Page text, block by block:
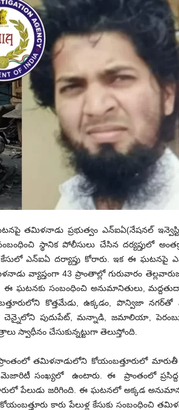
తమిళనాడు ప్రభుత్వం ఎన్ఐఏ(నేషనల్
స్థానిక పోలీసులు చేసిన దర్యప్తులో
ఎన్ఐఏ దర్యాప్తు కోరారు. ఇక ఈ ఘటనపై
వ్యాప్తంగా 43 ప్రాంతాల్లో గురువారం
ఘటనకు సంబంధించి అనుమానితులు,
కొత్తమేడు, ఉక్కడం, పొన్విజా నగర్‌తో
చెన్నైలోని పుదుపేట్, మన్నాడి, జమాలియా,
స్వాధీనం చేసుకున్నట్టుగా తెలుస్తోంది.
తమిళనాడులోని కోయంబత్తూరులో మారుతీ
సంఖ్యలో ఉంటారు. ఈ ప్రాంతంలో ప్రసిద్ద
పేలుడు జరిగింది. ఈ ఘటనలో అక్కడ
కారు పేలుళ్ల కేసుకు సంబంధించి